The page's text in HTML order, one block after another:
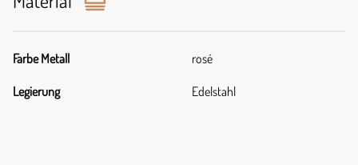
Farbe Metall rosé
Legierung Edelstahl